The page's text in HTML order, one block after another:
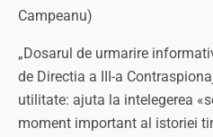
Campeanu)
„Dosarul de urmarire
de Directia a III-a
utilitate: ajuta la intelegerea
moment important al istoriei